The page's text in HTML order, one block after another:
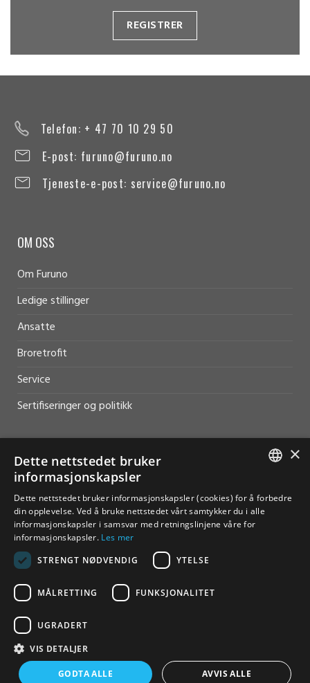
REGISTRER
Telefon: + 47 70 10 29 50
E-post: furuno@furuno.no
Tjeneste-e-post: service@furuno.no
OM OSS
Om Furuno
Ledige stillinger
Ansatte
Broretrofit
Service
Sertifiseringer og politikk
HJELP OG SUPPORT
Salg
Kontakt
© Furuno Norge - Alle rettigheter reservert
Vilkår for bruk
Personvern Åpenhetsloven
ENGLISH
×
Dette nettstedet bruker
informasjonskapsler
Dette nettstedet bruker informasjonskapsler (cookies) for å forbedre
din opplevelse. Ved å bruke nettstedet vårt samtykker du i alle
informasjonskapsler i samsvar med retningslinjene våre for
informasjonskapsler. Les mer
STRENGT NØDVENDIG
YTELSE
MÅLRETTING FUNKSJONALITET
UGRADERT
VIS DETALJER
GODTA ALLE AVVIS ALLE